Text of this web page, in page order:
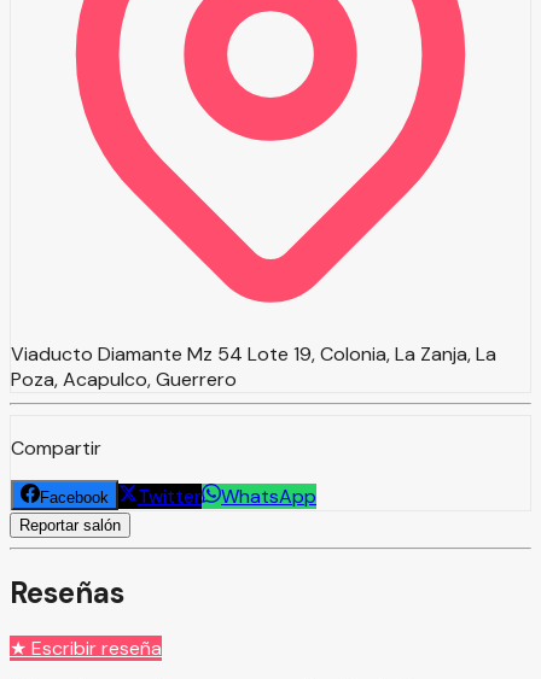
Viaducto Diamante Mz 54 Lote 19, Colonia, La Zanja, La
Poza, Acapulco, Guerrero
Compartir
Facebook Twitter WhatsApp
Reportar salón
Reseñas
★ Escribir reseña